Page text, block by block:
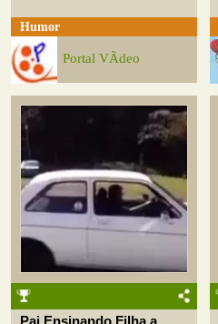
Humor
Portal VÃ­deo
Pai Ensinando Filha a